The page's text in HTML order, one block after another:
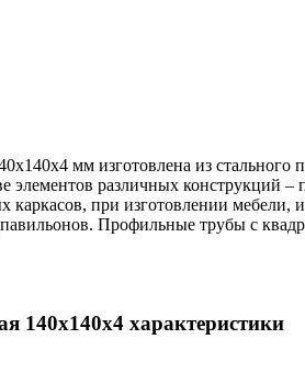
мм изготовлена из
элементов различных
при изготовлении мебели,
Профильные трубы с
140х140х4 характеристики